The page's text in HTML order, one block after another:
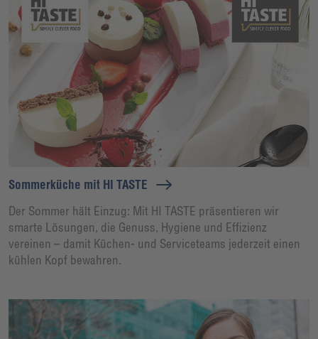
Sommerküche mit HI TASTE
Der Sommer hält Einzug: Mit HI TASTE präsentieren wir
smarte Lösungen, die Genuss, Hygiene und Effizienz
vereinen – damit Küchen- und Serviceteams jederzeit einen
kühlen Kopf bewahren.